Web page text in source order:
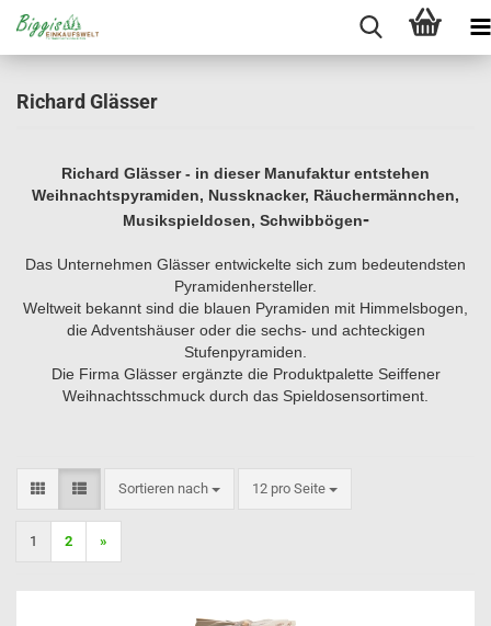
Richard Glässer
Richard Glässer - in dieser Manufaktur entstehen
Weihnachtspyramiden, Nussknacker, Räuchermännchen,
Musikspieldosen, Schwibbögen-
Das Unternehmen Glässer entwickelte sich zum bedeutendsten
Pyramidenhersteller.
Weltweit bekannt sind die blauen Pyramiden mit Himmelsbogen,
die Adventshäuser oder die sechs- und achteckigen
Stufenpyramiden.
Die Firma Glässer ergänzte die Produktpalette Seiffener
Weihnachtsschmuck durch das Spieldosensortiment.
Sortieren nach
Sortieren nach 12 pro Seite
pro Seite
1 2 »